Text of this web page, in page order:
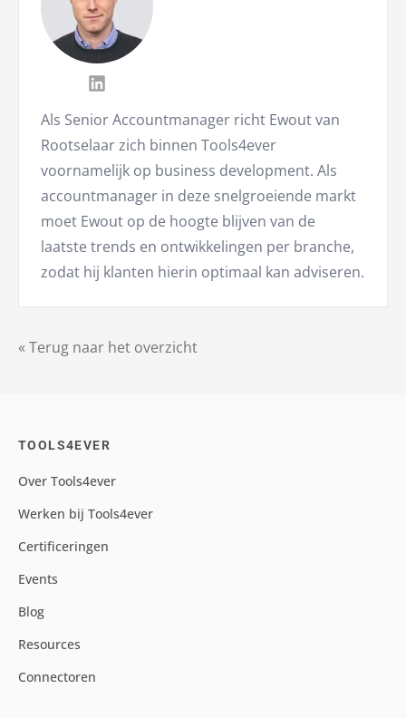
« Terug naar het overzicht
Als Senior Accountmanager richt Ewout van
Rootselaar zich binnen Tools4ever
voornamelijk op business development. Als
accountmanager in deze snelgroeiende markt
moet Ewout op de hoogte blijven van de
laatste trends en ontwikkelingen per branche,
zodat hij klanten hierin optimaal kan adviseren.
TOOLS4EVER
Over Tools4ever
Werken bij Tools4ever
Certificeringen
Events
Blog
Resources
Connectoren